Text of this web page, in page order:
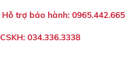
Hỗ trợ bảo hành: 0965.442.665
CSKH: 034.336.3338